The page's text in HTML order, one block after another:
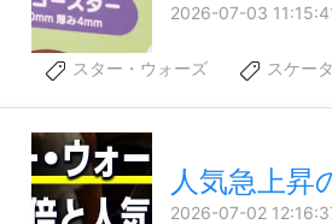
2026-07-03
スター・ウォーズ スケー
人気急上昇
2026-07-02